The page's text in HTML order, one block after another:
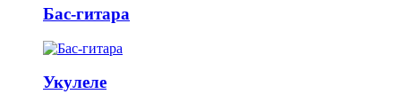
Бас-гитара
Укулеле